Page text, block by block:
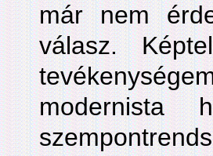
már nem
válasz.
modernista